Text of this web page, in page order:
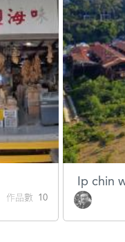
作品數 10
Ip chin